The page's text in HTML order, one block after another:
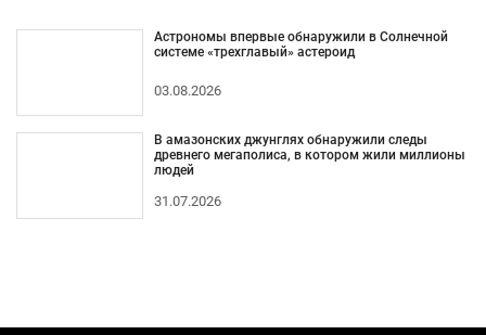
Астрономы впервые обнаружили в Солнечной
системе «трехглавый» астероид
03.08.2026
В амазонских джунглях обнаружили следы
древнего мегаполиса, в котором жили миллионы
людей
31.07.2026